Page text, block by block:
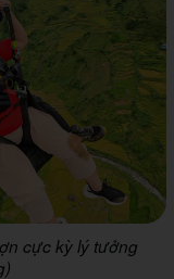
cực kỳ lý tưởng